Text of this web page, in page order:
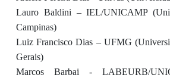
Lauro Baldini – IEL/UNICAMP
Campinas)
Luiz Francisco Dias – UFMG
Gerais)
Marcos Barbai - LABEURB/